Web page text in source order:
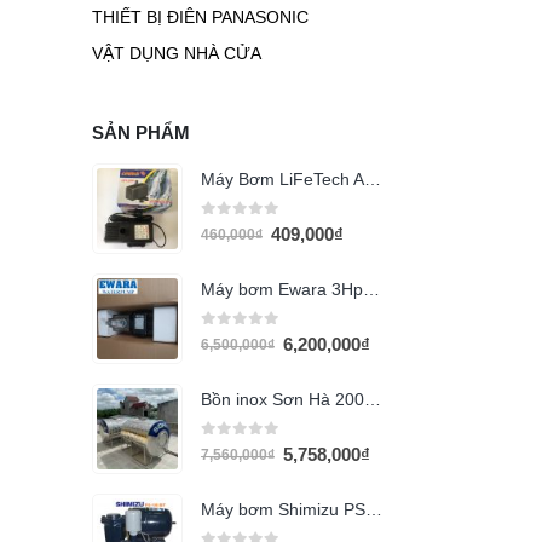
THIẾT BỊ ĐIÊN PANASONIC
VẬT DỤNG NHÀ CỬA
SẢN PHẨM
0out of 5
460,000₫ 409,000₫
0 out of 5
6,500,000₫ 6,200,000₫
0 out of 5
7,560,000₫ 5,758,000₫